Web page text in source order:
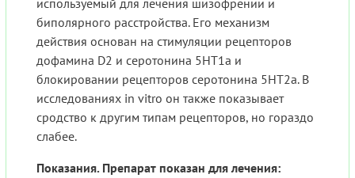
используемый для лечения шизофрении и
биполярного расстройства. Его механизм
действия основан на стимуляции рецепторов
дофамина D2 и серотонина 5HT1a и
блокировании рецепторов серотонина 5HT2a. В
исследованиях in vitro он также показывает
сродство к другим типам рецепторов, но гораздо
слабее.
Показания. Препарат показан для лечения: